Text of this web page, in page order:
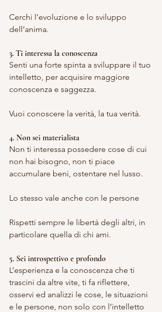
Cerchi l’evoluzione e lo sviluppo
dell’anima.
3. Ti interessa la conoscenza
Senti una forte spinta a sviluppare il tuo
intelletto, per acquisire maggiore
conoscenza e saggezza.
Vuoi conoscere la verità, la tua verità.
4. Non sei materialista
Non ti interessa possedere cose di cui
non hai bisogno, non ti piace
accumulare beni, ostentare nel lusso.
Lo stesso vale anche con le persone
Rispetti sempre le libertà degli altri, in
particolare quella di chi ami.
5. Sei introspettivo e profondo
L’esperienza e la conoscenza che ti
trascini da altre vite, ti fa riflettere,
osservi ed analizzi le cose, le situazioni
e le persone, non solo con l’intelletto